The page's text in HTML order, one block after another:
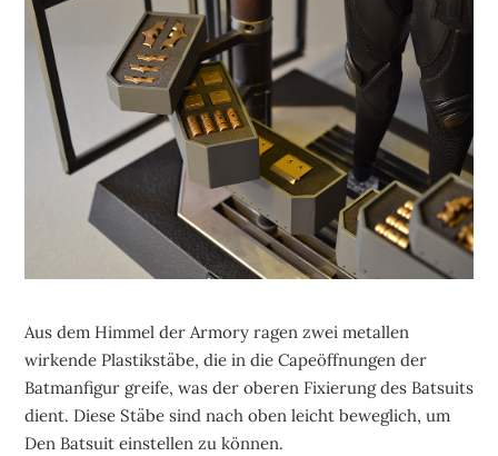
Aus dem Himmel der Armory ragen zwei metallen
wirkende Plastikstäbe, die in die Capeöffnungen der
Batmanfigur greife, was der oberen Fixierung des Batsuits
dient. Diese Stäbe sind nach oben leicht beweglich, um
Den Batsuit einstellen zu können.